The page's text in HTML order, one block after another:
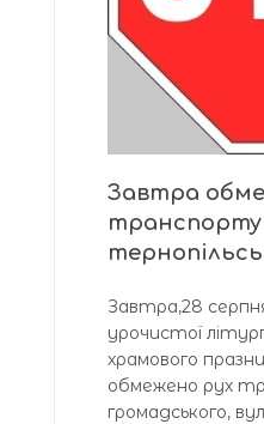
Завтра
транспорту
Завтра,28
урочистої
храмового
обмежено рух
громадського,